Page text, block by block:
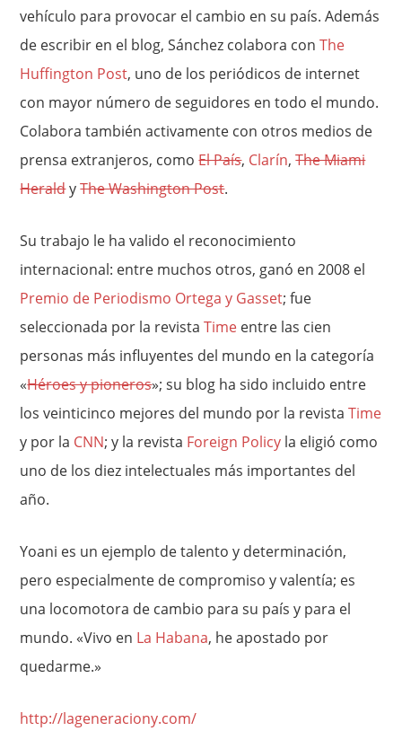
vehículo para provocar el cambio en su país. Además
de escribir en el blog, Sánchez colabora conThe
Huffington Post, uno de los periódicos de internet
con mayor número de seguidores en todo el mundo.
Colabora también activamente con otros medios de
prensa extranjeros, comoEl País, Clarín,The Miami
HeraldyThe Washington Post.
Su trabajo le ha valido el reconocimiento
internacional: entre muchos otros, ganó en 2008 el
Premio de Periodismo Ortega y Gasset; fue
seleccionada por la revistaTime entre las cien
personas más influyentes del mundo en la categoría
«Héroes y pioneros»; su blog ha sido incluido entre
los veinticinco mejores del mundo por la revistaTime
y por la CNN; y la revista Foreign Policy la eligió como
uno de los diez intelectuales más importantes del
año.
Yoani es un ejemplo de talento y determinación,
pero especialmente de compromiso y valentía; es
una locomotora de cambio para su país y para el
mundo. «Vivo en La Habana, he apostado por
quedarme.»
http://lageneraciony.com/